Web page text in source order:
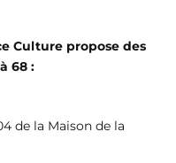
Culture propose des
68 :
de la Maison de la